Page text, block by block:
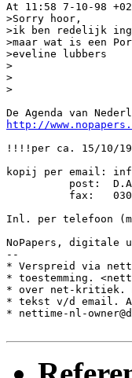
At 11:58 7-10-98
>Sorry hoor,
>ik ben redelijk
>maar wat is een
>eveline lubbers
>
>
>
http://
!!!!per ca. 15/10/
kopij per email:
post:
fax:
Inl. per telefoon
NoPapers,
--
* Verspreid via
* toestemming.
* over net-kritiek.
* tekst v/d email.
* nettime-nl-